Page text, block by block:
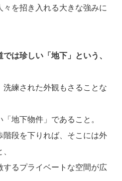
を招き入れる大きな強みに
は珍しい「地下」という、
洗練された外観もさることな
地下物件」であること。
段を下りれば、そこには外
するプライベートな空間が広